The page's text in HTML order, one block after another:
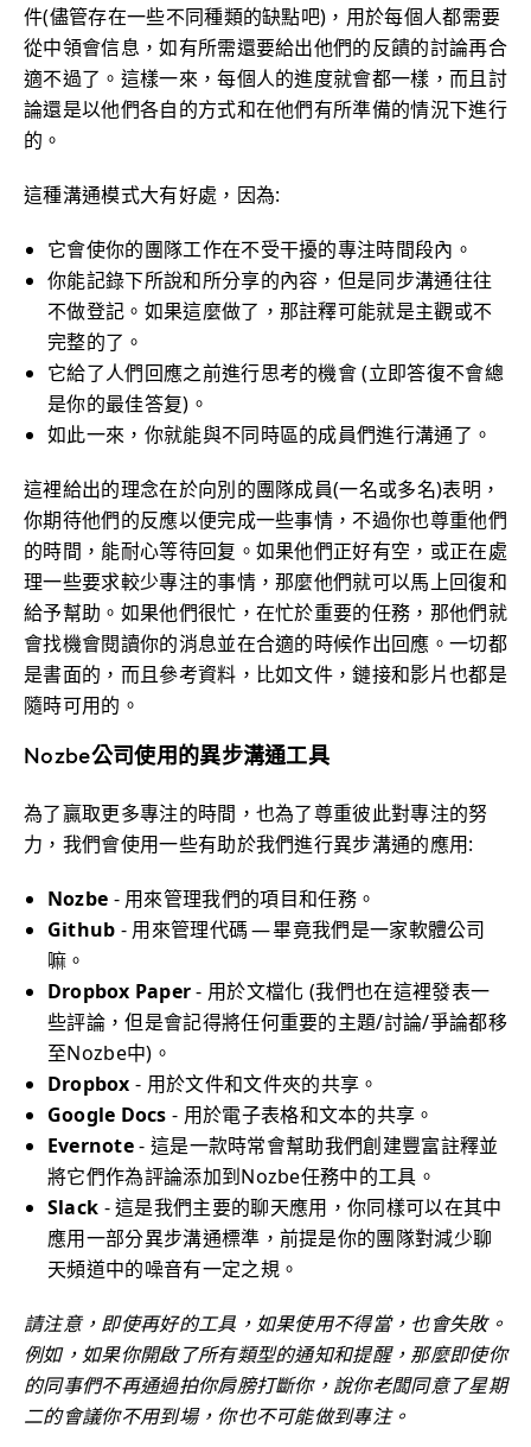
件(儘管存在一些不同種類的缺點吧)，用於每個人都需要
從中領會信息，如有所需還要給出他們的反饋的討論再合
適不過了。這樣一來，每個人的進度就會都一樣，而且討
論還是以他們各自的方式和在他們有所準備的情況下進行
的。
這種溝通模式大有好處，因為:
它會使你的團隊工作在不受干擾的專注時間段內。
你能記錄下所說和所分享的內容，但是同步溝通往往
不做登記。如果這麼做了，那註釋可能就是主觀或不
完整的了。
它給了人們回應之前進行思考的機會 (立即答復不會總
是你的最佳答复)。
如此一來，你就能與不同時區的成員們進行溝通了。
這裡給出的理念在於向別的團隊成員(一名或多名)表明，
你期待他們的反應以便完成一些事情，不過你也尊重他們
的時間，能耐心等待回复。如果他們正好有空，或正在處
理一些要求較少專注的事情，那麼他們就可以馬上回復和
給予幫助。如果他們很忙，在忙於重要的任務，那他們就
會找機會閱讀你的消息並在合適的時候作出回應。一切都
是書面的，而且參考資料，比如文件，鏈接和影片也都是
隨時可用的。
Nozbe公司使用的異步溝通工具
為了贏取更多專注的時間，也為了尊重彼此對專注的努
力，我們會使用一些有助於我們進行異步溝通的應用:
Nozbe - 用來管理我們的項目和任務。
Github - 用來管理代碼 — 畢竟我們是一家軟體公司
嘛。
Dropbox Paper- 用於文檔化 (我們也在這裡發表一
些評論，但是會記得將任何重要的主題/討論/爭論都移
至Nozbe中)。
Dropbox - 用於文件和文件夾的共享。
Google Docs - 用於電子表格和文本的共享。
Evernote- 這是一款時常會幫助我們創建豐富註釋並
將它們作為評論添加到Nozbe任務中的工具。
Slack - 這是我們主要的聊天應用，你同樣可以在其中
應用一部分異步溝通標準，前提是你的團隊對減少聊
天頻道中的噪音有一定之規。
請注意，即使再好的工具，如果使用不得當，也會失敗。
例如，如果你開啟了所有類型的通知和提醒，那麼即使你
的同事們不再通過拍你肩膀打斷你，說你老闆同意了星期
二的會議你不用到場，你也不可能做到專注。